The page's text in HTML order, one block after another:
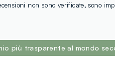
non sono verificate, sono
più trasparente al mondo